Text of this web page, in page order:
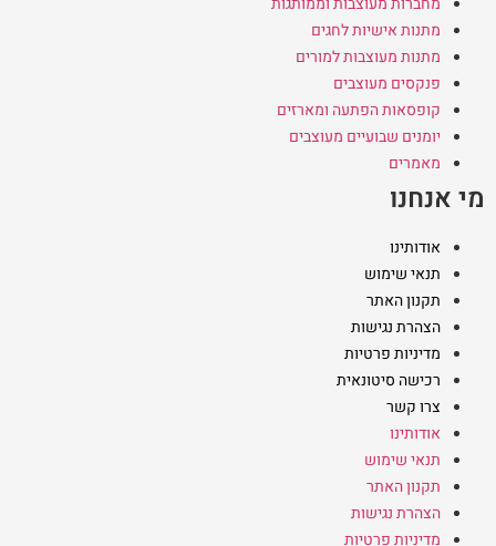
מתנות אישיות לחגים
מתנות מעוצבות למורים
פנקסים מעוצבים
קופסאות הפתעה ומארזים
יומנים שבועיים מעוצבים
מאמרים
מי אנחנו
אודותינו
תנאי שימוש
תקנון האתר
הצהרת נגישות
מדיניות פרטיות
רכישה סיטונאית
צרו קשר
אודותינו
תנאי שימוש
תקנון האתר
הצהרת נגישות
מדיניות פרטיות